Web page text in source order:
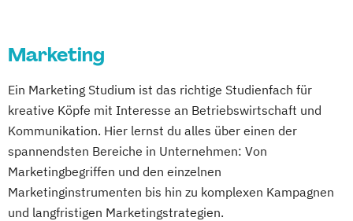
Marketing
Ein Marketing Studium ist das richtige Studienfach für
kreative Köpfe mit Interesse an Betriebswirtschaft und
Kommunikation. Hier lernst du alles über einen der
spannendsten Bereiche in Unternehmen: Von
Marketingbegriffen und den einzelnen
Marketinginstrumenten bis hin zu komplexen Kampagnen
und langfristigen Marketingstrategien.